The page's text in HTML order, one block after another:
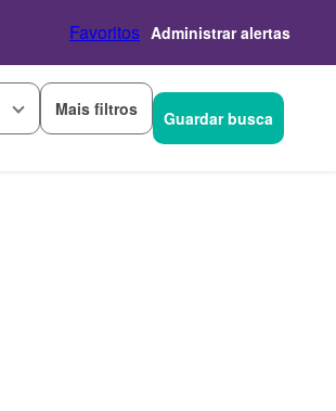
Favoritos Administrar alertas
Mais filtros Guardar busca